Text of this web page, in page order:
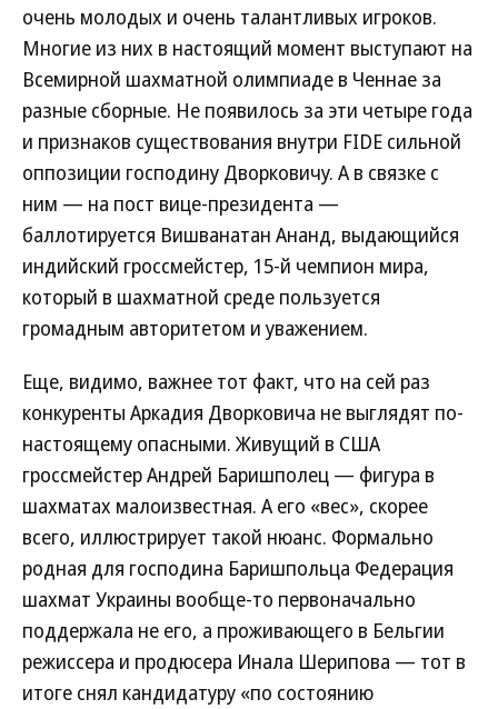
очень молодых и очень талантливых игроков.
Многие из них в настоящий момент выступают на
Всемирной шахматной олимпиаде в Ченнае за
разные сборные. Не появилось за эти четыре года
и признаков существования внутри FIDE сильной
оппозиции господину Дворковичу. А в связке с
ним — на пост вице-президента —
баллотируется Вишванатан Ананд, выдающийся
индийский гроссмейстер, 15-й чемпион мира,
который в шахматной среде пользуется
громадным авторитетом и уважением.
Еще, видимо, важнее тот факт, что на сей раз
конкуренты Аркадия Дворковича не выглядят по-
настоящему опасными. Живущий в США
гроссмейстер Андрей Баришполец — фигура в
шахматах малоизвестная. А его «вес», скорее
всего, иллюстрирует такой нюанс. Формально
родная для господина Баришпольца Федерация
шахмат Украины вообще-то первоначально
поддержала не его, а проживающего в Бельгии
режиссера и продюсера Инала Шерипова — тот в
итоге снял кандидатуру «по состоянию